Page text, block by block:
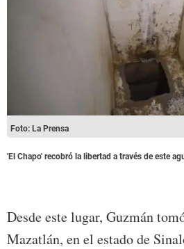
Foto: La Prensa
'El Chapo' recobró la libertad a través de este
Desde este lugar, Guzmán
Mazatlán, en el estado de